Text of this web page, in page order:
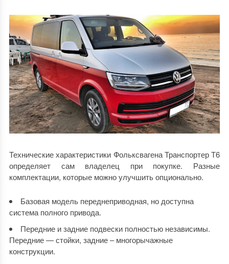
Технические характеристики Фольксвагена Транспортер Т6
определяет сам владелец при покупке. Разные
комплектации, которые можно улучшить опционально.
Базовая модель переднеприводная, но доступна
система полного привода.
Передние и задние подвески полностью независимы.
Передние — стойки, задние – многорычажные
конструкции.